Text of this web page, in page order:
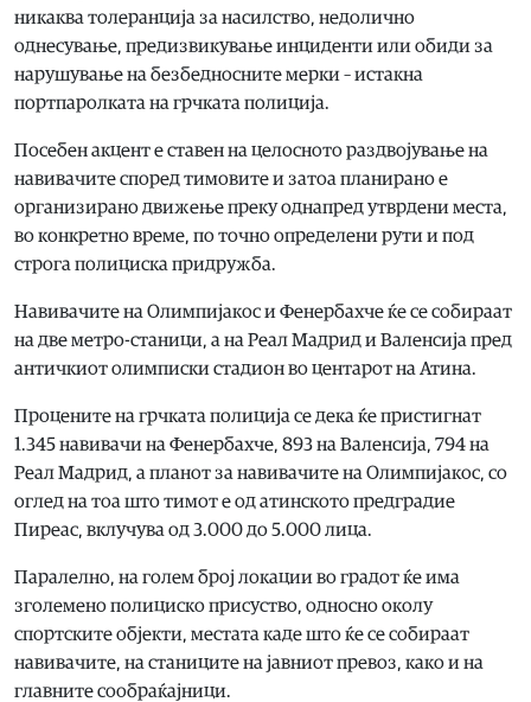
никаква толеранција за насилство, недолично
однесување, предизвикување инциденти или обиди за
нарушување на безбедносните мерки – истакна
портпаролката на грчката полиција.
Посебен акцент е ставен на целосното раздвојување на
навивачите според тимовите и затоа планирано е
организирано движење преку однапред утврдени места,
во конкретно време, по точно определени рути и под
строга полициска придружба.
Навивачите на Олимпијакос и Фенербахче ќе се собираат
на две метро-станици, а на Реал Мадрид и Валенсија пред
античкиот олимписки стадион во центарот на Атина.
Процените на грчката полиција се дека ќе пристигнат
1.345 навивачи на Фенербахче, 893 на Валенсија, 794 на
Реал Мадрид, а планот за навивачите на Олимпијакос, со
оглед на тоа што тимот е од атинското предградие
Пиреас, вклучува од 3.000 до 5.000 лица.
Паралелно, на голем број локации во градот ќе има
зголемено полициско присуство, односно околу
спортските објекти, местата каде што ќе се собираат
навивачите, на станиците на јавниот превоз, како и на
главните сообраќајници.